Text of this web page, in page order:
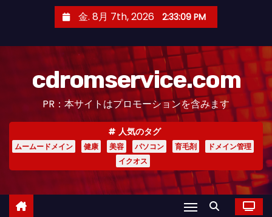
金. 8月 7th, 2026 2:33:10 PM
cdromservice.com
PR：本サイトはプロモーションを含みます
人気のタグ
ムームードメイン 健康 美容 パソコン 育毛剤
ドメイン管理
イクオス